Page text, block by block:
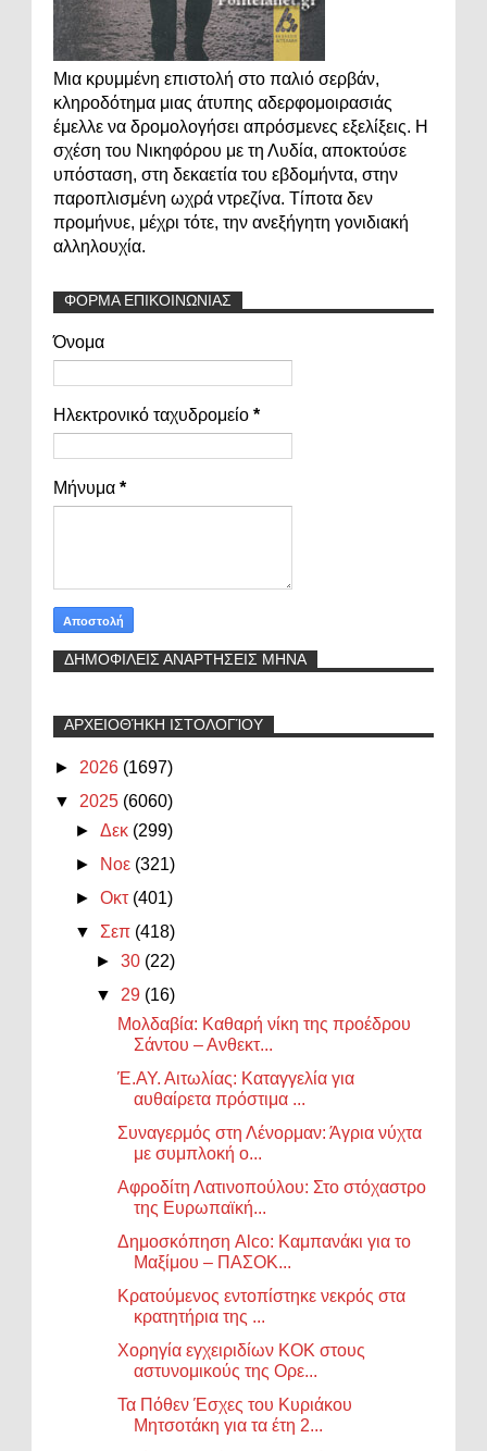
Μια κρυμμένη επιστολή στο παλιό σερβάν,
κληροδότημα μιας άτυπης αδερφομοιρασιάς
έμελλε να δρομολογήσει απρόσμενες εξελίξεις. Η
σχέση του Νικηφόρου με τη Λυδία, αποκτούσε
υπόσταση, στη δεκαετία του εβδομήντα, στην
παροπλισμένη ωχρά ντρεζίνα. Τίποτα δεν
προμήνυε, μέχρι τότε, την ανεξήγητη γονιδιακή
αλληλουχία.
ΦΟΡΜΑ ΕΠΙΚΟΙΝΩΝΙΑΣ
Όνομα
Ηλεκτρονικό ταχυδρομείο *
Μήνυμα *
ΔΗΜΟΦΙΛΕΙΣ ΑΝΑΡΤΗΣΕΙΣ ΜΗΝΑ
ΑΡΧΕΙΟΘΉΚΗ ΙΣΤΟΛΟΓΊΟΥ
► 2026 (1697)
▼ 2025 (6060)
►Δεκ (299)
►
Νοε (321)
►Οκτ (401)
▼ Σεπ (418)
►30 (22)
▼ 29 (16)
Μολδαβία: Καθαρή νίκη της προέδρου
Σάντου – Ανθεκτ...
Έ.ΑΥ. Αιτωλίας: Καταγγελία για
αυθαίρετα πρόστιμα ...
Συναγερμός στη Λένορμαν: Άγρια νύχτα
με συμπλοκή ο...
Αφροδίτη Λατινοπούλου: Στο στόχαστρο
της Ευρωπαϊκή...
Δημοσκόπηση Alco: Καμπανάκι για το
Μαξίμου – ΠΑΣΟΚ...
Κρατούμενος εντοπίστηκε νεκρός στα
κρατητήρια της ...
Χορηγία εγχειριδίων ΚΟΚ στους
αστυνομικούς της Ορε...
Τα Πόθεν Έσχες του Κυριάκου
Μητσοτάκη για τα έτη 2...